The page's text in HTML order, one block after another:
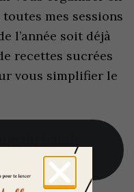
mes sessions
l’année soit déjà
recettes sucrées
vous simplifier le